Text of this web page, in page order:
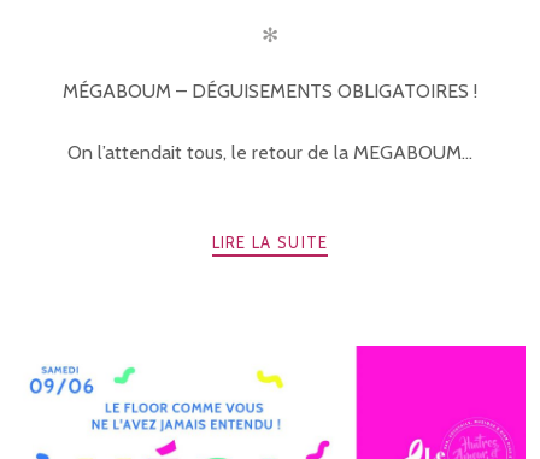
✻
MÉGABOUM – DÉGUISEMENTS OBLIGATOIRES !
On l’attendait tous, le retour de la MEGABOUM...
LIRE LA SUITE